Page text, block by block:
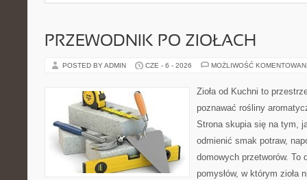
PRZEWODNIK PO ZIOŁACH
POSTED BY ADMIN CZE - 6 - 2026 MOŻLIWOŚĆ
Zioła od Kuchni to
poznawać rośliny
Strona skupia się na tym,
odmienić smak potraw,
domowych przetworów. To
pomysłów, w którym zioła